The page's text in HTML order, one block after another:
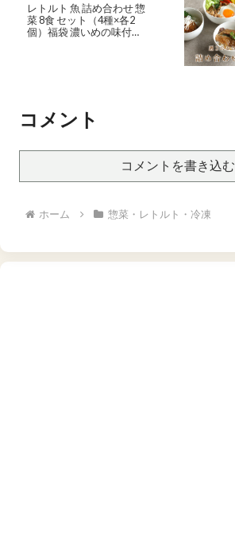
レトルト 魚 詰め合わせ 惣
菜 8食 セット（4種×各2
個）福袋 濃いめの味付け
コメント
コメントを書き込む
ホーム 惣菜・レトルト・冷凍